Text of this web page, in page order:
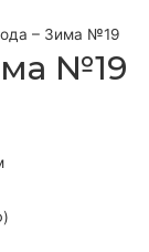
– Зима №19
№19